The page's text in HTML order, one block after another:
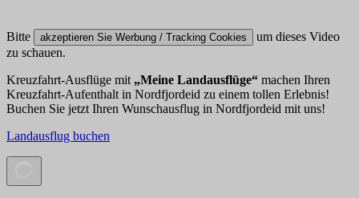
Bitte akzeptieren Sie Werbung / Tracking Cookies
um dieses Video
zu schauen.
Kreuzfahrt-Ausflüge mit „Meine Landausflüge“ machen Ihren
Kreuzfahrt-Aufenthalt in Nordfjordeid zu einem tollen Erlebnis!
Buchen Sie jetzt Ihren Wunschausflug in Nordfjordeid mit uns!
Landausflug buchen